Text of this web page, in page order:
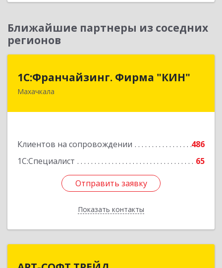
Ближайшие партнеры из соседних
регионов
1С:Франчайзинг. Фирма "КИН"
Махачкала
Клиентов на сопровождении
486
1С:Специалист
65
Отправить заявку
Показать контакты
1С:Франчайзинг. Фирма "КИН"
367030, Дагестан Респ, Махачкала г, И.Казака
Отправить заявку
Назад